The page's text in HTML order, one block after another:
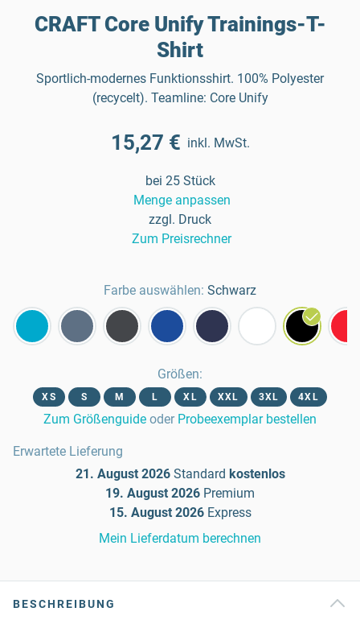
CRAFT Core Unify Trainings-T-
Shirt
Sportlich-modernes Funktionsshirt. 100% Polyester
(recycelt). Teamline: Core Unify
15,27 € inkl. MwSt.
bei 25 Stück
Menge anpassen
zzgl. Druck
Zum Preisrechner
Farbe auswählen: Schwarz
Größen:
XS S M L XL XXL 3XL 4XL
Zum Größenguide oder Probeexemplar bestellen
Erwartete Lieferung
21. August 2026 Standard kostenlos
19. August 2026 Premium
15. August 2026 Express
Mein Lieferdatum berechnen
BESCHREIBUNG